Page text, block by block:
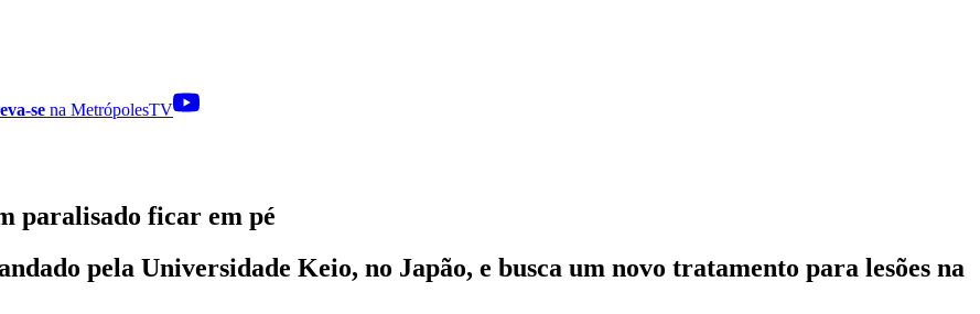
se na MetrópolesTV
paralisado ficar em pé
pela Universidade Keio, no Japão, e busca um novo tratamento para lesões na